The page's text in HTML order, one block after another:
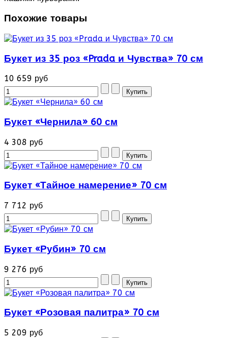
Похожие товары
Букет из 35 роз «Prada и Чувства» 70 см
10 659 руб
Букет «Чернила» 60 см
4 308 руб
Букет «Тайное намерение» 70 см
7 712 руб
Букет «Рубин» 70 см
9 276 руб
Букет «Розовая палитра» 70 см
5 209 руб